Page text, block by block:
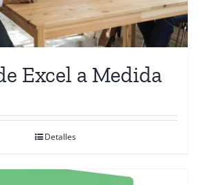
Excel a Medida
Detalles